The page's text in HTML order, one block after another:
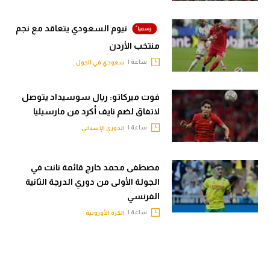
نيوم السعودي يتعاقد مع نجم
منتخب الأردن
ساعة | سعودي في الجول
فوت ميركاتو: ريال سوسيداد يتوصل
لاتفاق لضم نايف أكرد من مارسيليا
ساعة | الدوري الإسباني
مصطفى محمد خارج قائمة نانت في
الجولة الأولى من دوري الدرجة الثانية
الفرنسي
ساعة | الكرة الأوروبية